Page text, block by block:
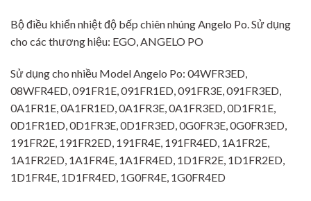
Bộ điều khiển nhiệt độ bếp chiên nhúng Angelo Po. Sử dụng
cho các thương hiệu: EGO, ANGELO PO
Sử dụng cho nhiều Model Angelo Po: 04WFR3ED,
08WFR4ED, 091FR1E, 091FR1ED, 091FR3E, 091FR3ED,
0A1FR1E, 0A1FR1ED, 0A1FR3E, 0A1FR3ED, 0D1FR1E,
0D1FR1ED, 0D1FR3E, 0D1FR3ED, 0G0FR3E, 0G0FR3ED,
191FR2E, 191FR2ED, 191FR4E, 191FR4ED, 1A1FR2E,
1A1FR2ED, 1A1FR4E, 1A1FR4ED, 1D1FR2E, 1D1FR2ED,
1D1FR4E, 1D1FR4ED, 1G0FR4E, 1G0FR4ED